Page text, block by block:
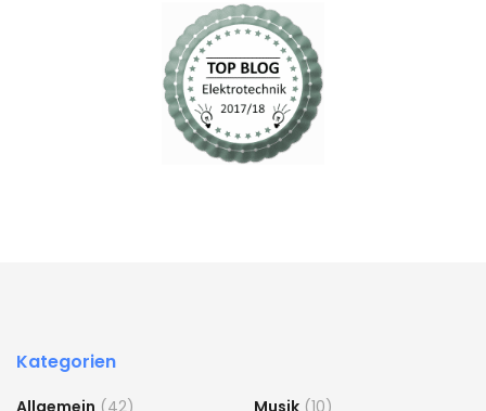
Kategorien